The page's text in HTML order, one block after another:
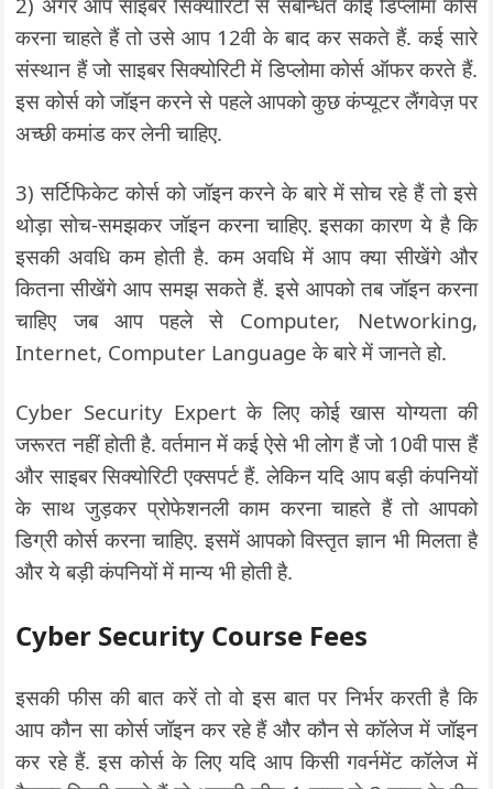
करना चाहते हैं तो उसे आप 12वी के बाद कर सकते हैं. कई सारे
संस्थान हैं जो साइबर सिक्योरिटी में डिप्लोमा कोर्स ऑफर करते हैं.
इस कोर्स को जॉइन करने से पहले आपको कुछ कंप्यूटर लैंगवेज़ पर
अच्छी कमांड कर लेनी चाहिए.
3) सर्टिफिकेट कोर्स को जॉइन करने के बारे में सोच रहे हैं तो इसे
थोड़ा सोच-समझकर जॉइन करना चाहिए. इसका कारण ये है कि
इसकी अवधि कम होती है. कम अवधि में आप क्या सीखेंगे और
कितना सीखेंगे आप समझ सकते हैं. इसे आपको तब जॉइन करना
चाहिए जब आप पहले से Computer, Networking,
Internet, Computer Language के बारे में जानते हो.
Cyber Security Expert के लिए कोई खास योग्यता की
जरूरत नहीं होती है. वर्तमान में कई ऐसे भी लोग हैं जो 10वी पास हैं
और साइबर सिक्योरिटी एक्सपर्ट हैं. लेकिन यदि आप बड़ी कंपनियों
के साथ जुड़कर प्रोफेशनली काम करना चाहते हैं तो आपको
डिग्री कोर्स करना चाहिए. इसमें आपको विस्तृत ज्ञान भी मिलता है
और ये बड़ी कंपनियों में मान्य भी होती है.
Cyber Security Course Fees
इसकी फीस की बात करें तो वो इस बात पर निर्भर करती है कि
आप कौन सा कोर्स जॉइन कर रहे हैं और कौन से कॉलेज में जॉइन
कर रहे हैं. इस कोर्स के लिए यदि आप किसी गवर्नमेंट कॉलेज में